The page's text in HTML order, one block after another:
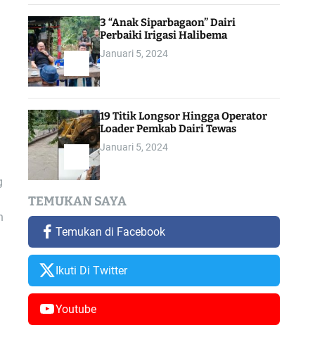
3 “Anak Siparbagaon” Dairi
Perbaiki Irigasi Halibema
Januari 5, 2024
19 Titik Longsor Hingga Operator
Loader Pemkab Dairi Tewas
Januari 5, 2024
TEMUKAN SAYA
Temukan di Facebook
Ikuti Di Twitter
Youtube